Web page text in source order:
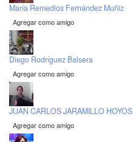
María Remedios Fernández Muñiz
Agregar como amigo
Diego Rodríguez Balsera
Agregar como amigo
JUAN CARLOS JARAMILLO HOYOS
Agregar como amigo